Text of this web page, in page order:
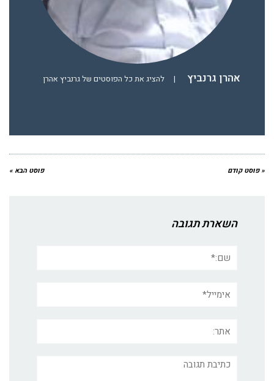
אהרן גרנביץ | להציג את כל הפוסטים של גרנביץ אהרן
« פוסט קודם פוסט הבא »
השארת תגובה
תגובה